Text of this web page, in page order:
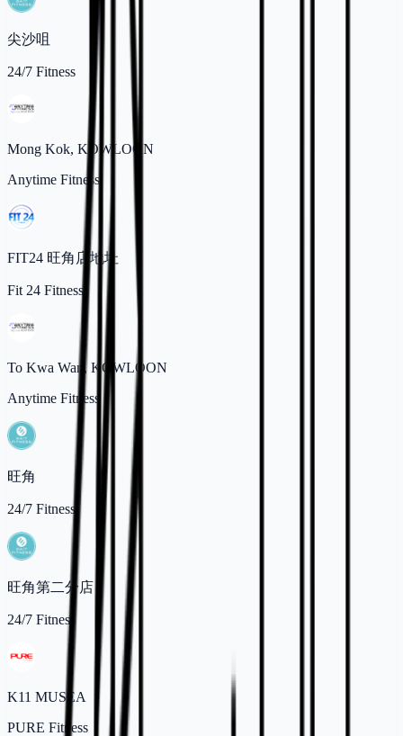
尖沙咀
24/7 Fitness
Mong Kok, KOWLOON
Anytime Fitness
FIT24 旺角店地址
Fit 24 Fitness
To Kwa Wan, KOWLOON
Anytime Fitness
旺角
24/7 Fitness
旺角第二分店
24/7 Fitness
K11 MUSEA
PURE Fitness